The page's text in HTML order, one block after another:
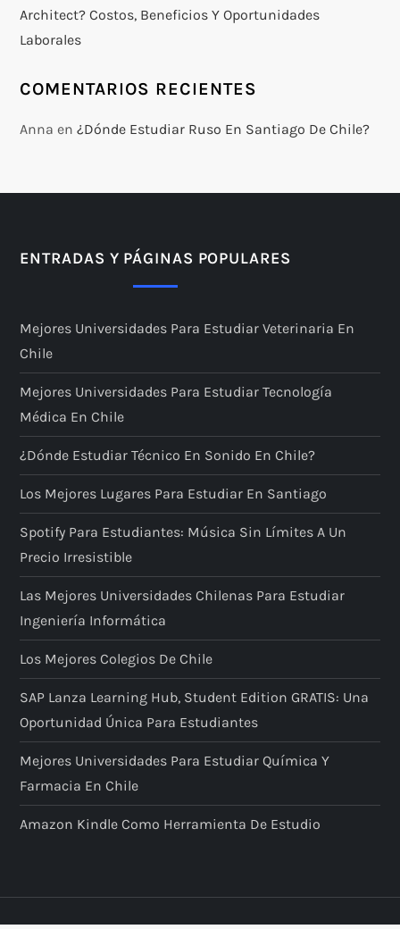
Architect? Costos, Beneficios Y Oportunidades
Laborales
COMENTARIOS RECIENTES
Anna en¿Dónde Estudiar Ruso En Santiago De Chile?
ENTRADAS Y PÁGINAS POPULARES
Mejores Universidades Para Estudiar Veterinaria En
Chile
Mejores Universidades Para Estudiar Tecnología
Médica En Chile
¿Dónde Estudiar Técnico En Sonido En Chile?
Los Mejores Lugares Para Estudiar En Santiago
Spotify Para Estudiantes: Música Sin Límites A Un
Precio Irresistible
Las Mejores Universidades Chilenas Para Estudiar
Ingeniería Informática
Los Mejores Colegios De Chile
SAP Lanza Learning Hub, Student Edition GRATIS: Una
Oportunidad Única Para Estudiantes
Mejores Universidades Para Estudiar Química Y
Farmacia En Chile
Amazon Kindle Como Herramienta De Estudio